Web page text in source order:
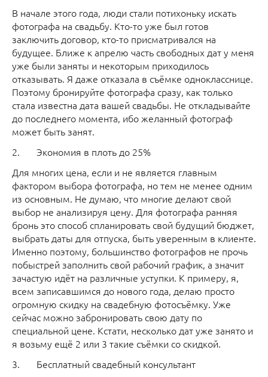
В начале этого года, люди стали потихоньку искать
фотографа на свадьбу. Кто-то уже был готов
заключить договор, кто-то присматривался на
будущее. Ближе к апрелю часть свободных дат у меня
уже были заняты и некоторым приходилось
отказывать. Я даже отказала в съёмке однокласснице.
Поэтому бронируйте фотографа сразу, как только
стала известна дата вашей свадьбы. Не откладывайте
до последнего момента, ибо желанный фотограф
может быть занят.
2. Экономия в плоть до 25%
Для многих цена, если и не является главным
фактором выбора фотографа, но тем не менее одним
из основным. Не думаю, что многие делают свой
выбор не анализируя цену. Для фотографа ранняя
бронь это способ спланировать свой будущий бюджет,
выбрать даты для отпуска, быть уверенным в клиенте.
Именно поэтому, большинство фотографов не прочь
побыстрей заполнить свой рабочий график, а значит
зачастую идёт на различные уступки. К примеру, я,
всем записавшимся до нового года, делаю просто
огромную скидку на свадебную фотосъёмку. Уже
сейчас можно забронировать свою дату по
специальной цене. Кстати, несколько дат уже занято и
я возьму ещё 2 или 3 такие съёмки со скидкой.
3. Бесплатный свадебный консультант